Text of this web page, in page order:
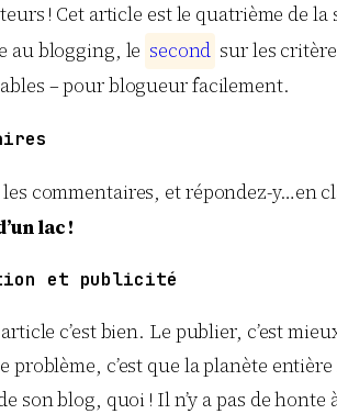
! Cet article est le quatrième de
au blogging, le second sur les
– pour blogueur facilement.
commentaires, et répondez-y…en
lac !
et publicité
c’est bien. Le publier, c’est
problème, c’est que la planète
son blog, quoi ! Il n’y a pas de